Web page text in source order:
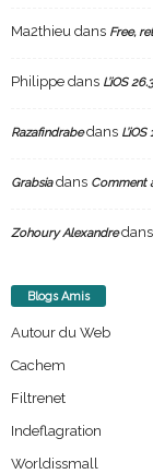
Ma2thieu dans Free,
Philippe dans L’iOS
Razafindrabedans
Grabsiadans Comment
Zohoury Alexandredans
Blogs Amis
Autour du Web
Cachem
Filtrenet
Indeflagration
Worldissmall